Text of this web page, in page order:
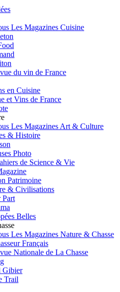
Les Magazines Cuisine
du vin de France
en Cuisine
et Vins de France
Les Magazines Art & Culture
& Histoire
Photo
de Science & Vie
Patrimoine
& Civilisations
Part
Belles
Les Magazines Nature & Chasse
Français
Nationale de La Chasse
Gibier
Trail